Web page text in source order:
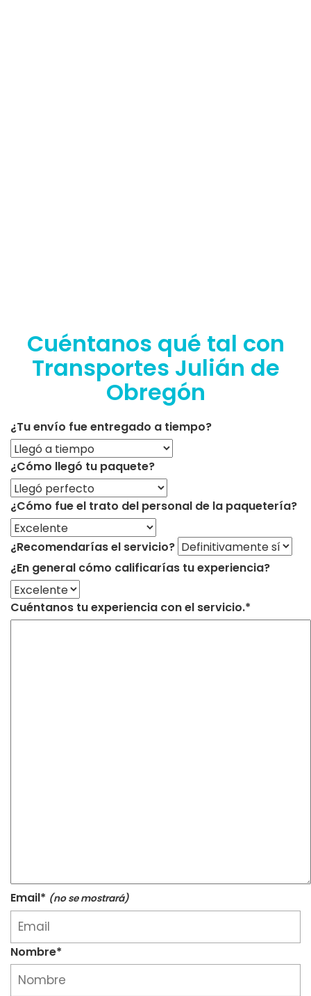
Cuéntanos qué tal con
Transportes Julián de
Obregón
¿Tu envío fue entregado a tiempo?
¿Cómo llegó tu paquete?
¿Cómo fue el trato del personal de la paquetería?
¿Recomendarías el servicio?
¿En general cómo calificarías tu experiencia?
Cuéntanos tu experiencia con el servicio.*
Email* (no se mostrará)
Nombre*